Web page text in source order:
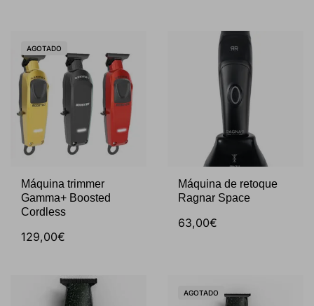
AGOTADO
Máquina trimmer
Gamma+ Boosted
Cordless
129,00€
Máquina de retoque
Ragnar Space
63,00€
AGOTADO